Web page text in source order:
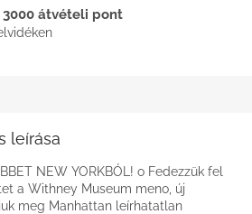
3000 átvételi pont
leírása
NEW YORKBÓL! o Fedezzük fel
a Withney Museum meno, új
meg Manhattan leírhatatlan